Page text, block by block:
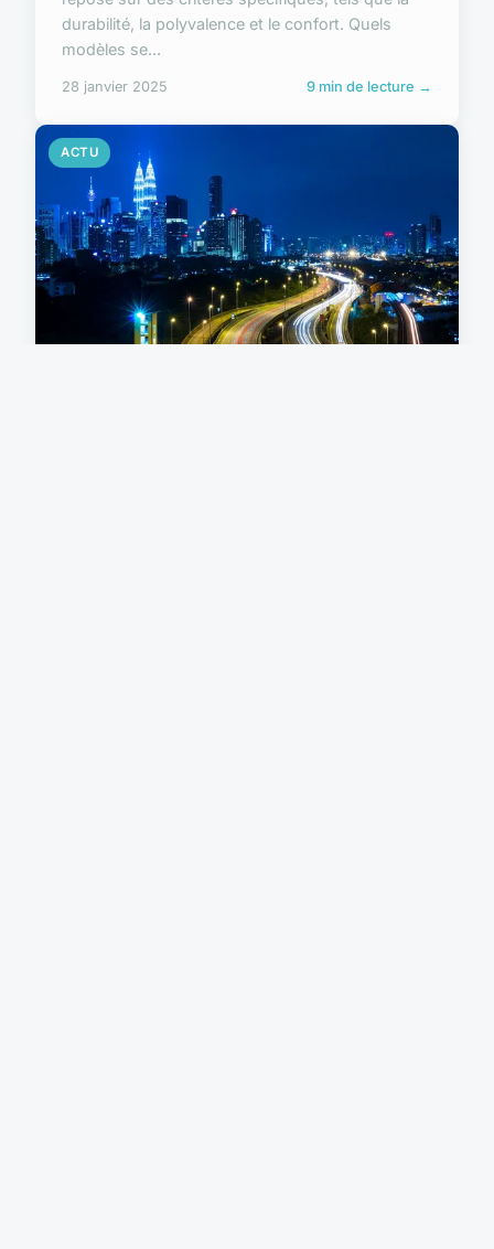
durabilité, la polyvalence et le confort. Quels
modèles se...
28 janvier 2025 9 min de lecture →
ACTU